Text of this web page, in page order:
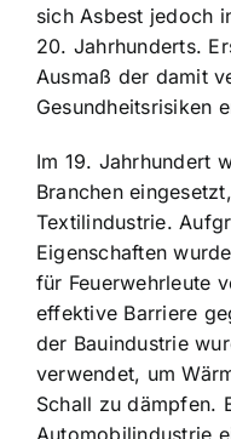
sich Asbest jedoch
20. Jahrhunderts.
Ausmaß der damit
Gesundheitsrisiken
Im 19. Jahrhundert
Branchen
Textilindustrie.
Eigenschaften
für Feuerwehrleute
effektive Barriere
der Bauindustrie
verwendet, um
Schall zu dämpfen.